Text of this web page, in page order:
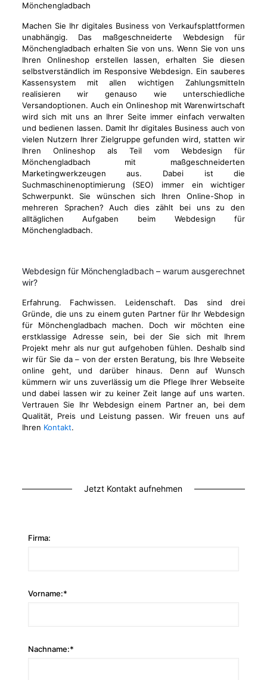
Machen Sie Ihr digitales Business von Verkaufsplattformen
unabhängig. Das maßgeschneiderte Webdesign für
Mönchengladbach erhalten Sie von uns. Wenn Sie von uns
Ihren Onlineshop erstellen lassen, erhalten Sie diesen
selbstverständlich im Responsive Webdesign. Ein sauberes
Kassensystem mit allen wichtigen Zahlungsmitteln
realisieren wir genauso wie unterschiedliche
Versandoptionen. Auch ein Onlineshop mit Warenwirtschaft
wird sich mit uns an Ihrer Seite immer einfach verwalten
und bedienen lassen. Damit Ihr digitales Business auch von
vielen Nutzern Ihrer Zielgruppe gefunden wird, statten wir
Ihren Onlineshop als Teil vom Webdesign für
Mönchengladbach mit maßgeschneiderten
Marketingwerkzeugen aus. Dabei ist die
Suchmaschinenoptimierung (SEO) immer ein wichtiger
Schwerpunkt. Sie wünschen sich Ihren Online-Shop in
mehreren Sprachen? Auch dies zählt bei uns zu den
alltäglichen Aufgaben beim Webdesign für
Mönchengladbach.
Webdesign für Mönchengladbach – warum ausgerechnet
wir?
Erfahrung. Fachwissen. Leidenschaft. Das sind drei
Gründe, die uns zu einem guten Partner für Ihr Webdesign
für Mönchengladbach machen. Doch wir möchten eine
erstklassige Adresse sein, bei der Sie sich mit Ihrem
Projekt mehr als nur gut aufgehoben fühlen. Deshalb sind
wir für Sie da – von der ersten Beratung, bis Ihre Webseite
online geht, und darüber hinaus. Denn auf Wunsch
kümmern wir uns zuverlässig um die Pflege Ihrer Webseite
und dabei lassen wir zu keiner Zeit lange auf uns warten.
Vertrauen Sie Ihr Webdesign einem Partner an, bei dem
Qualität, Preis und Leistung passen. Wir freuen uns auf
Ihren Kontakt.
Jetzt Kontakt aufnehmen
Firma:
Vorname:*
Nachname:*